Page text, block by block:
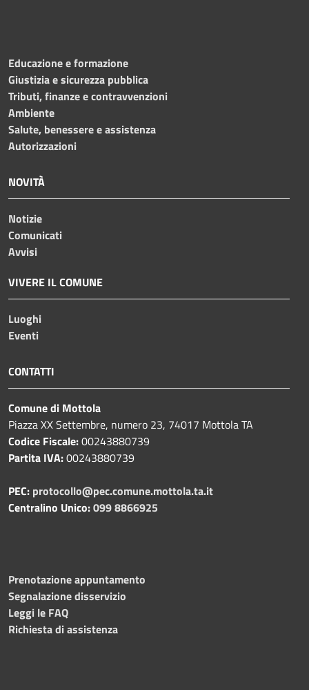
Educazione e formazione
Giustizia e sicurezza pubblica
Tributi, finanze e contravvenzioni
Ambiente
Salute, benessere e assistenza
Autorizzazioni
NOVITÀ
Notizie
Comunicati
Avvisi
VIVERE IL COMUNE
Luoghi
Eventi
CONTATTI
Comune di Mottola
Piazza XX Settembre, numero 23, 74017 Mottola TA
Codice Fiscale:00243880739
Partita IVA:00243880739
PEC: protocollo@pec.comune.mottola.ta.it
Centralino Unico:099 8866925
Prenotazione appuntamento
Segnalazione disservizio
Leggi le FAQ
Richiesta di assistenza